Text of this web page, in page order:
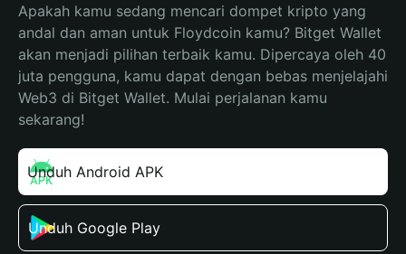
Apakah kamu sedang mencari dompet kripto yang
andal dan aman untuk Floydcoin kamu? Bitget Wallet
akan menjadi pilihan terbaik kamu. Dipercaya oleh 40
juta pengguna, kamu dapat dengan bebas menjelajahi
Web3 di Bitget Wallet. Mulai perjalanan kamu
sekarang!
Unduh Android APK
Unduh Google Play